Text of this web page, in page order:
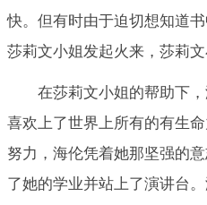
快。但有时由于迫切想知道
莎莉文小姐发起火来，莎莉文
在莎莉文小姐的帮助下
喜欢上了世界上所有的有生
努力，海伦凭着她那坚强的
了她的学业并站上了演讲台